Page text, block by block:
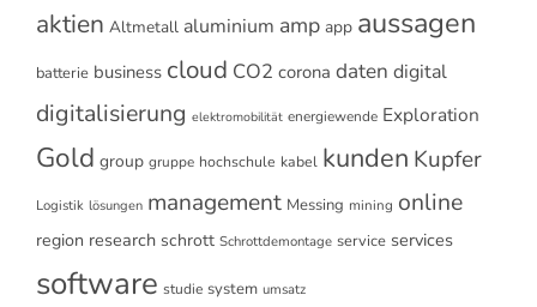
aktien Altmetall aluminium amp app aussagen
batterie business cloud CO2 corona daten digital
digitalisierung elektromobilität energiewende Exploration
Gold group gruppe hochschule kabel kunden Kupfer
Logistik lösungen management Messing mining online
region research schrott Schrottdemontage service services
software studie system umsatz